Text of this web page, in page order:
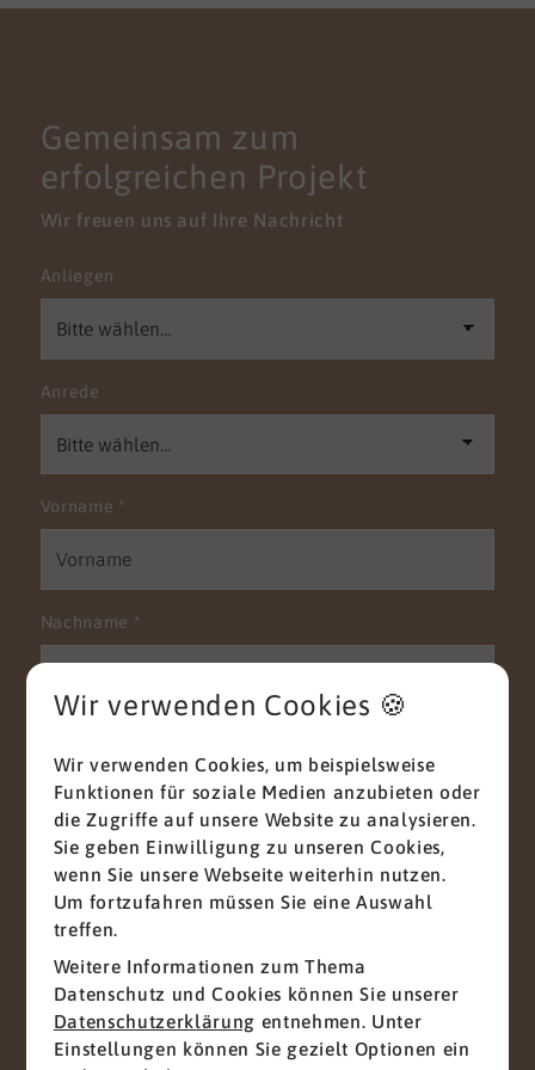
Gemeinsam zum
erfolgreichen Projekt
Wir freuen uns auf Ihre Nachricht
Anliegen
Anrede
Vorname *
Nachname *
Telefon
Nachricht
Wir verwenden Cookies 🍪
Wir verwenden Cookies, um beispielsweise
Funktionen für soziale Medien anzubieten oder
die Zugriffe auf unsere Website zu analysieren.
Sie geben Einwilligung zu unseren Cookies,
wenn Sie unsere Webseite weiterhin nutzen.
Um fortzufahren müssen Sie eine Auswahl
treffen.
Weitere Informationen zum Thema
Datenschutz und Cookies können Sie unserer
Datenschutzerklärung entnehmen. Unter
Einstellungen können Sie gezielt Optionen ein